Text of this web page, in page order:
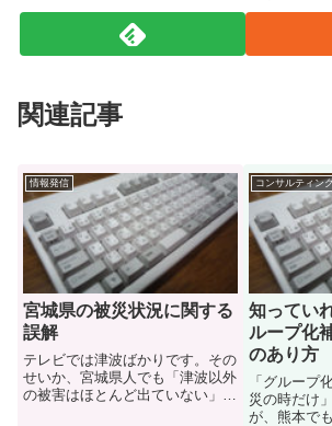
関連記事
情報発信
宮城県の被災状況に関する
誤解
テレビでは津波ばかりです。その
せいか、宮城県人でも「津波以外
の被害はほとんど出ていない」と
コンサルティン
知ってい
ループ化
のあり方
「グループ
災の時だけ
が、熊本で